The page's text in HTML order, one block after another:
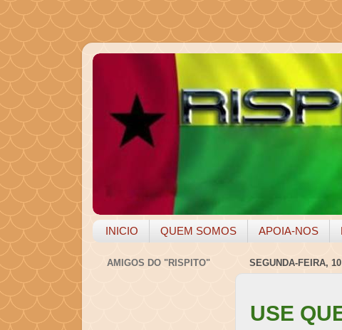
INICIO QUEM SOMOS APOIA-NOS
SEGUNDA-FEIRA,
USE
AMIGOS DO "RISPITO"